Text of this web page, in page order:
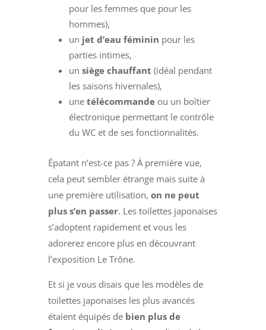
pour les femmes que pour les
hommes),
un jet d’eau féminin pour les
parties intimes,
un siège chauffant (idéal pendant
les saisons hivernales),
une télécommandeou un boîtier
électronique permettant le contrôle
du WC et de ses fonctionnalités.
Épatant n’est-ce pas ? À première vue,
cela peut sembler étrange mais suite à
une première utilisation, on ne peut
plus s’en passer. Les toilettes japonaises
s’adoptent rapidement et vous les
adorerez encore plus en découvrant
l’exposition Le Trône.
Et si je vous disais que les modèles de
toilettes japonaises les plus avancés
étaient équipés de bien plus de